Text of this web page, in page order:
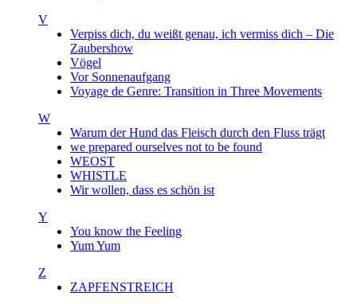
V
Verpiss dich, du weißt genau, ich vermiss dich – Die
Zaubershow
Vögel
Vor Sonnenaufgang
Voyage de Genre: Transition in Three Movements
W
Warum der Hund das Fleisch durch den Fluss trägt
we prepared ourselves not to be found
WEOST
WHISTLE
Wir wollen, dass es schön ist
Y
You know the Feeling
Yum Yum
Z
ZAPFENSTREICH